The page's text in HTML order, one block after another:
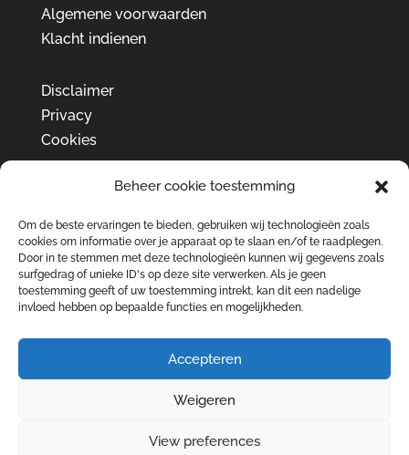
Beheer cookie toestemming
Om de beste ervaringen te bieden, gebruiken wij technologieën zoals
cookies om informatie over je apparaat op te slaan en/of te raadplegen.
Door in te stemmen met deze technologieën kunnen wij gegevens zoals
surfgedrag of unieke ID's op deze site verwerken. Als je geen
toestemming geeft of uw toestemming intrekt, kan dit een nadelige
invloed hebben op bepaalde functies en mogelijkheden.
Accepteren
Weigeren
View preferences
Algemene voorwaarden
Klacht indienen
Disclaimer
Privacy
Cookies